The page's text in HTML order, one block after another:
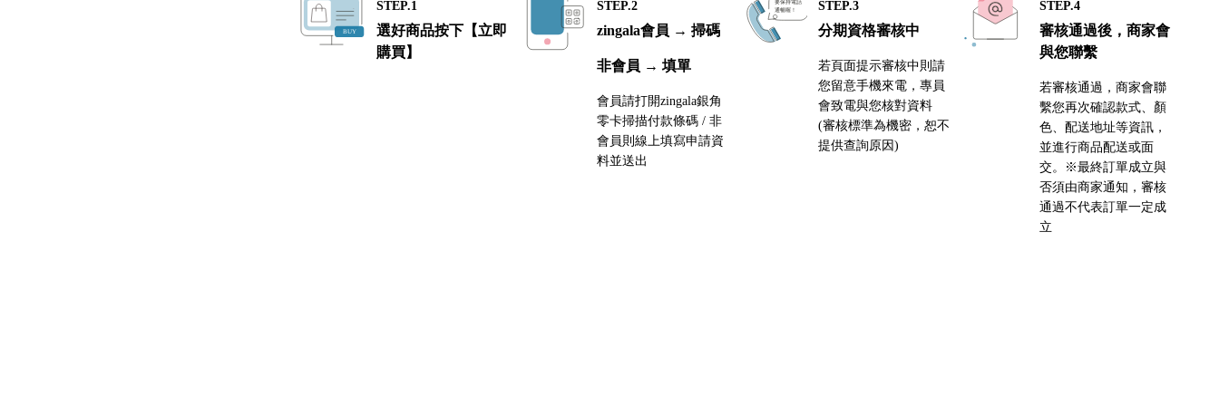
STEP.1
選好商品按下【立即
購買】
STEP.2
zingala會員 → 掃碼
非會員 → 填單
會員請打開zingala銀角
零卡掃描付款條碼 / 非
會員則線上填寫申請資
料並送出
STEP.3
分期資格審核中
若頁面提示審核中則請
您留意手機來電，專員
會致電與您核對資料
(審核標準為機密，恕不
提供查詢原因)
STEP.4
審核通過後，商家會
與您聯繫
若審核通過，商家會聯
繫您再次確認款式、顏
色、配送地址等資訊，
並進行商品配送或面
交。※最終訂單成立與
否須由商家通知，審核
通過不代表訂單一定成
立